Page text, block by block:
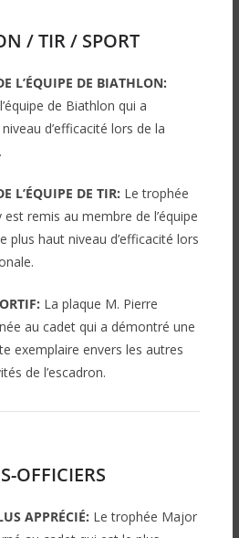
/ TIR / SPORT
L’ÉQUIPE DE BIATHLON:
de Biathlon qui a
d’efficacité lors de la
L’ÉQUIPE DE TIR: Le trophée
est remis au membre de l’équipe
plus haut niveau d’efficacité lors
La plaque M. Pierre
au cadet qui a démontré une
exemplaire envers les autres
de l’escadron.
OFFICIERS
APPRÉCIÉ: Le trophée Major